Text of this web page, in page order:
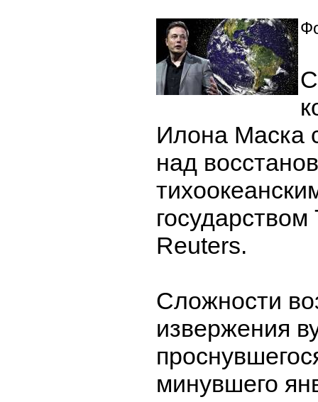
Илона Маска
над
государством
Reuters.
Сложности
извержения
минувшего